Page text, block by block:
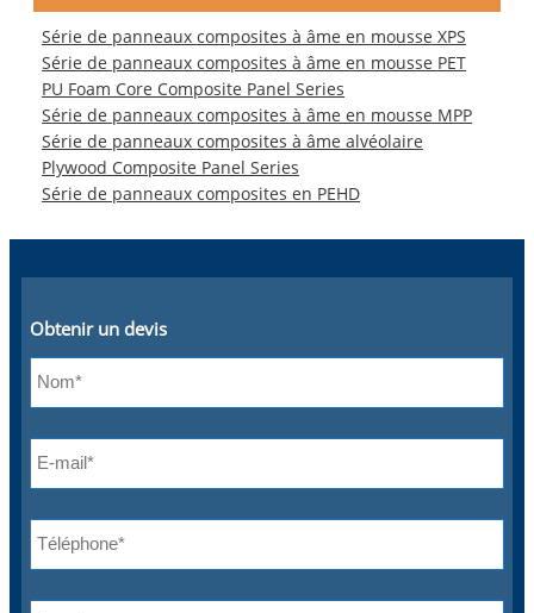
Série de panneaux composites à âme en mousse XPS
Série de panneaux composites à âme en mousse PET
PU Foam Core Composite Panel Series
Série de panneaux composites à âme en mousse MPP
Série de panneaux composites à âme alvéolaire
Plywood Composite Panel Series
Série de panneaux composites en PEHD
Obtenir un devis